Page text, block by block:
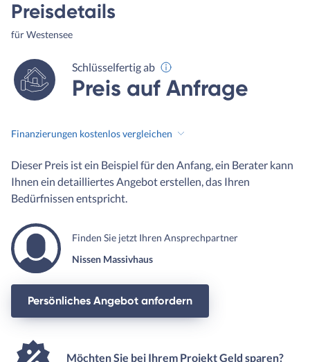
Preisdetails
für Westensee
Schlüsselfertig ab
Preis auf Anfrage
Finanzierungen kostenlos vergleichen
Dieser Preis ist ein Beispiel für den Anfang, ein Berater kann
Ihnen ein detailliertes Angebot erstellen, das Ihren
Bedürfnissen entspricht.
Finden Sie jetzt Ihren Ansprechpartner
Nissen Massivhaus
Persönliches Angebot anfordern
Möchten Sie bei Ihrem Projekt Geld sparen?